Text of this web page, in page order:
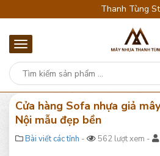
Thanh Tùng
Cửa hàng Sofa nhựa giả
Nội mẫu đẹp bền
Bài viết các tỉnh - 562 lượt xem -